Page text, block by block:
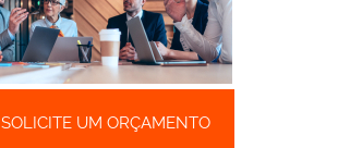
SOLICITE UM ORÇAMENTO